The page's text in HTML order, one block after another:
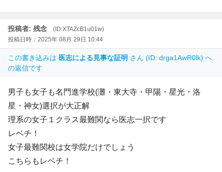
投稿者: 残念
(ID:XTAZcB1u01w)
投稿日時：2025年 08月 29日 10:44
この書き込みは 医志による見事な証明 さん (ID: drga1AwR0lk) へ
の返信です
男子も女子も名門進学校(灘・東大寺・甲陽・星光・洛
星・神女)選択が大正解
理系の女子１クラス最難関なら医志一択です
レベチ！
女子最難関校は女学院だけでしょう
こちらもレベチ！